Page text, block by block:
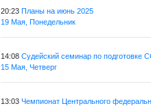
20:23 Планы на июнь 2025
19 Мая, Понедельник
14:08 Судейский семинар по подготовке
15 Мая, Четверг
13:03 Чемпионат Центрального